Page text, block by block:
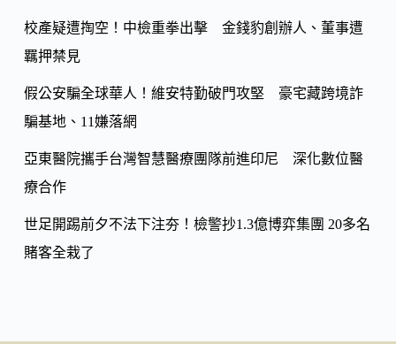
k
校產疑遭掏空！中檢重拳出擊 金錢豹創辦人、董事遭
羈押禁見
假公安騙全球華人！維安特勤破門攻堅 豪宅藏跨境詐
騙基地、11嫌落網
亞東醫院攜手台灣智慧醫療團隊前進印尼 深化數位醫
療合作
世足開踢前夕不法下注夯！檢警抄1.3億博弈集團 20多名
賭客全栽了